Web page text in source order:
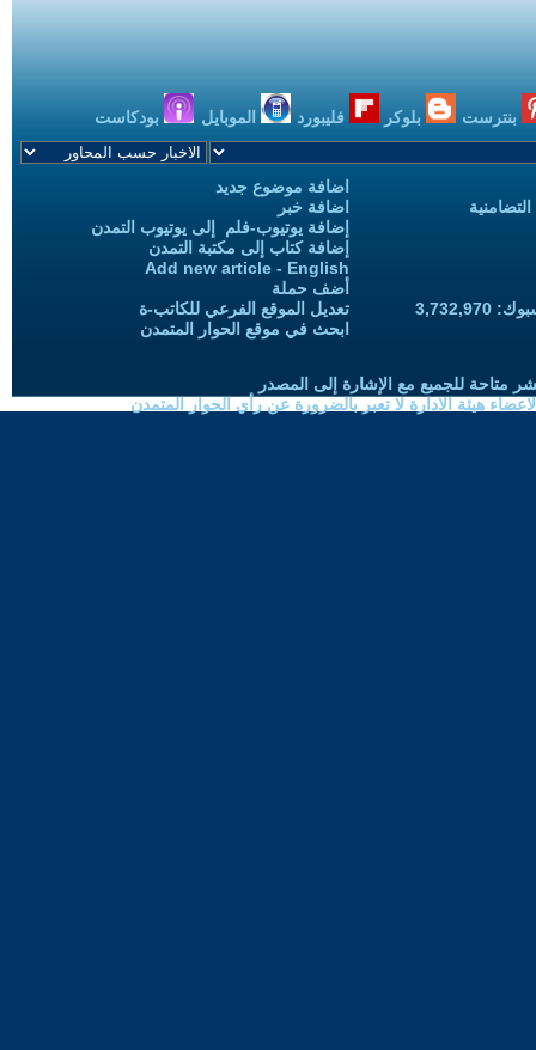
بنترست بلوكر فليبورد الموبايل بودكاست
اضافة موضوع جديد
اضافة خبر
إضافة يوتيوب-فلم إلى يوتيوب التمدن
إضافة كتاب إلى مكتبة التمدن
Add new article - English
أضف حملة
تعديل الموقع الفرعي للكاتب-ة
ابحث في موقع الحوار المتمدن
متاحة للجميع مع الإشارة إلى المصدر
هيئة الادارة لا تعبر بالضرورة عن رأي الحوار المتمدن